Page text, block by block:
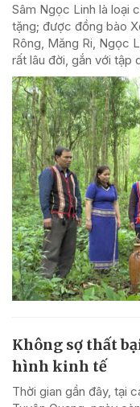
Sâm Ngọc Linh là loại
tặng; được đồng bào
Rông, Măng Ri, Ngọc
rất lâu đời, gắn với tập
Không sợ thất
hình kinh tế
Thời gian gần đây, tại